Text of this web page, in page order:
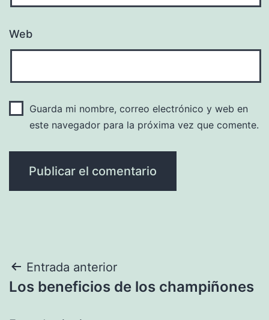
Web
Guarda mi nombre, correo electrónico y web en
este navegador para la próxima vez que comente.
Navegación
de
Entrada anterior
Los beneficios de los champiñones